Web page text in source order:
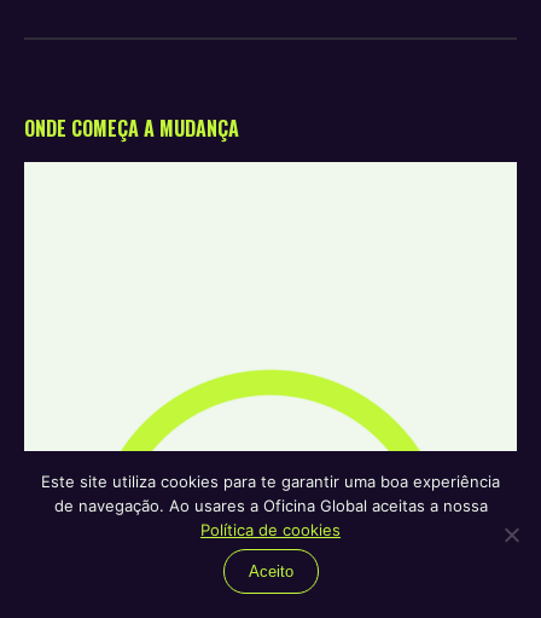
ONDE COMEÇA A MUDANÇA
Este site utiliza cookies para te garantir uma boa experiência
de navegação. Ao usares a Oficina Global aceitas a nossa
Política de cookies
Aceito